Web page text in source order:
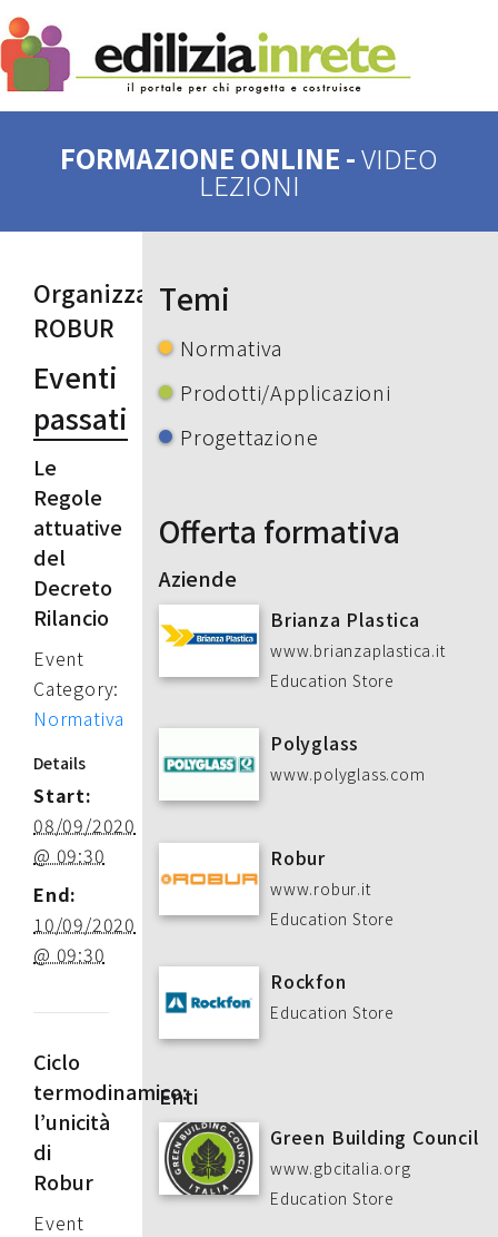
FORMAZIONE ONLINE -VIDEO
LEZIONI
Organizzatore:
ROBUR
Eventi
passati
Le
Regole
attuative
del
Decreto
Rilancio
Event
Category:
Normativa
Details
Start:
08/09/2020
@ 09:30
End:
10/09/2020
@ 09:30
Ciclo
termodinamico:
l’unicità
di
Robur
Event
Temi
Normativa
Prodotti/Applicazioni
Progettazione
Offerta formativa
Aziende
Brianza Plastica
www.brianzaplastica.it
Education Store
Polyglass
www.polyglass.com
Robur
www.robur.it
Education Store
Rockfon
Education Store
Enti
Green Building Council
www.gbcitalia.org
Education Store